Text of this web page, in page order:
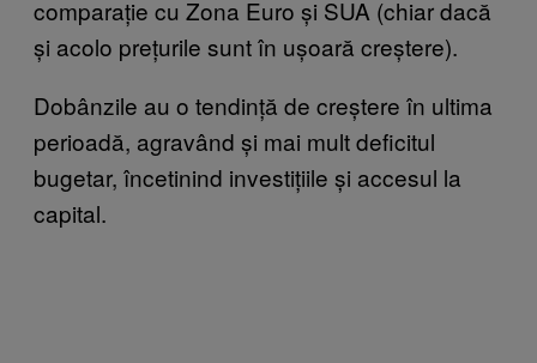
comparație cu Zona Euro și SUA (chiar dacă
și acolo prețurile sunt în ușoară creștere).
Dobânzile au o tendință de creștere în ultima
perioadă, agravând și mai mult deficitul
bugetar, încetinind investițiile și accesul la
capital.